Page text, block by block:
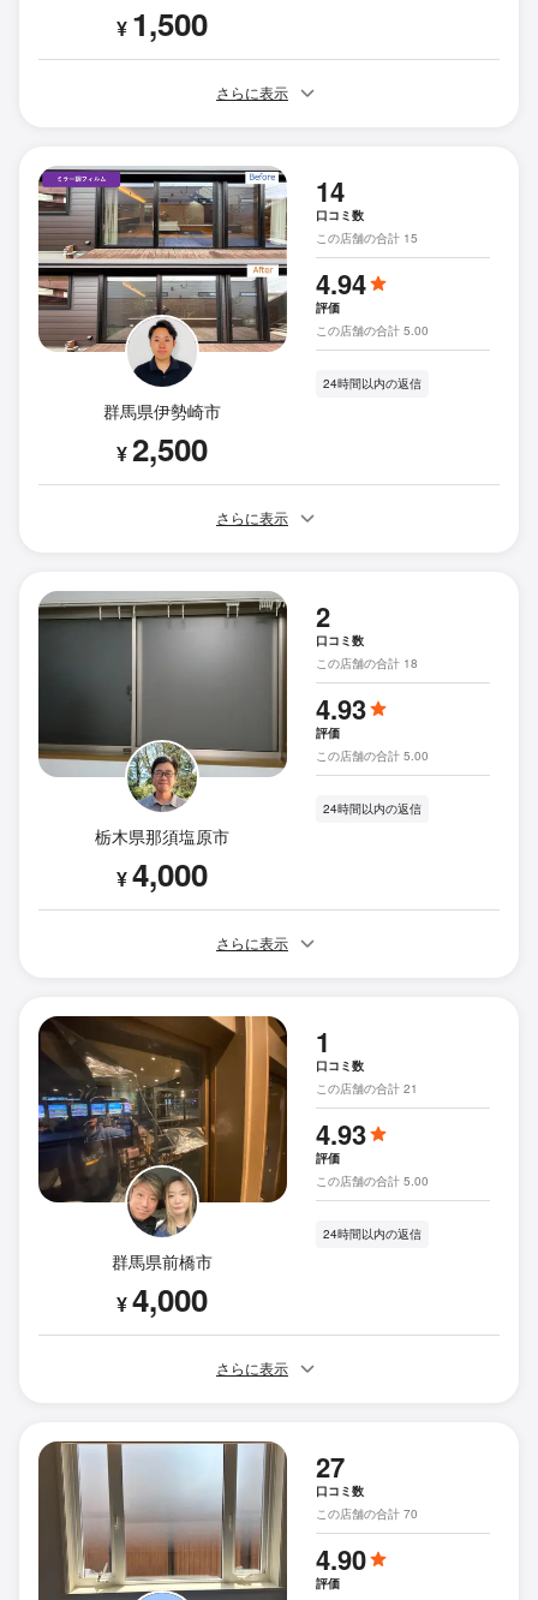
¥ 1,500
さらに表示
群馬県伊勢崎市
¥2,500
14
口コミ数
この店舗の合計 15
4.94
評価
この店舗の合計 5.00
24時間以内の返信
さらに表示
栃木県那須塩原市
¥4,000
2
口コミ数
この店舗の合計 18
4.93
評価
この店舗の合計 5.00
24時間以内の返信
さらに表示
群馬県前橋市
¥4,000
1
口コミ数
この店舗の合計 21
4.93
評価
この店舗の合計 5.00
24時間以内の返信
さらに表示
27
口コミ数
この店舗の合計 70
4.90
評価